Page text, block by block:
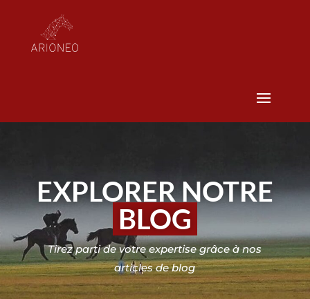
EXPLORER NOTRE
BLOG
Tirez parti de votre expertise grâce à nos
articles de blog